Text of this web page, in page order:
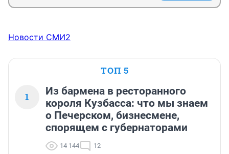
Новости СМИ2
ТОП 5
1
Из бармена в ресторанного
короля Кузбасса: что мы знаем
о Печерском, бизнесмене,
спорящем с губернаторами
14 144 12